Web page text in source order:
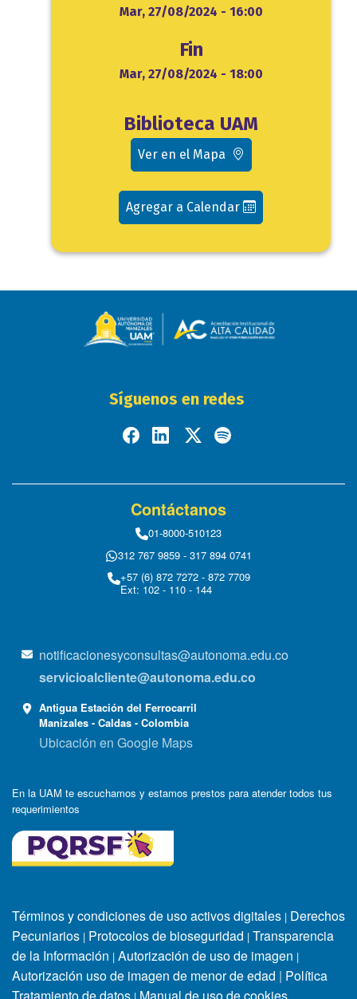
Mar, 27/08/2024 - 16:00
Fin
Mar, 27/08/2024 - 18:00
UbicaciónBiblioteca UAM
Ver en el Mapa
Agregar a Calendar
Síguenos en redes
Contáctanos
01-8000-510123
312 767 9859 - 317 894 0741
+57 (6) 872 7272 - 872 7709
Ext: 102 - 110 - 144
notificacionesyconsultas@autonoma.edu.co
servicioalcliente@autonoma.edu.co
Antigua Estación del Ferrocarril
Manizales - Caldas - Colombia
Ubicación en Google Maps
En la UAM te escuchamos y estamos prestos para atender todos tus
requerimientos
Términos y condiciones de uso activos digitales | Derechos
Pecuniarios | Protocolos de bioseguridad | Transparencia
de la Información | Autorización de uso de imagen |
Autorización uso de imagen de menor de edad | Política